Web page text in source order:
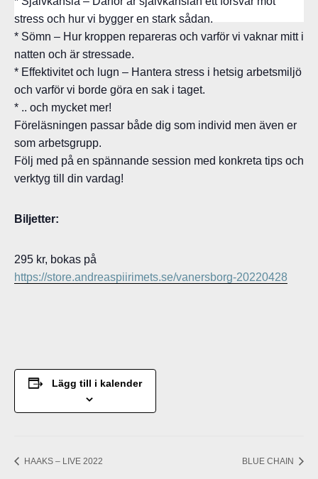
stress och hur vi bygger en stark sådan.
* Sömn – Hur kroppen repareras och varför vi vaknar mitt i
natten och är stressade.
* Effektivitet och lugn – Hantera stress i hetsig arbetsmiljö
och varför vi borde göra en sak i taget.
* .. och mycket mer!
Föreläsningen passar både dig som individ men även er
som arbetsgrupp.
Följ med på en spännande session med konkreta tips och
verktyg till din vardag!
Biljetter:
295 kr, bokas på
https://store.andreaspiirimets.se/vanersborg-20220428
Lägg till i kalender
HAAKS – LIVE 2022 BLUE CHAIN